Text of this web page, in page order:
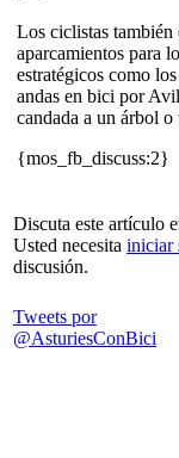
Los ciclistas también
aparcamientos para
estratégicos como
andas en bici por
candada a un árbol
{mos_fb_discuss:2}
Discuta este artículo
Usted necesita iniciar
discusión.
Tweets por
@AsturiesConBici